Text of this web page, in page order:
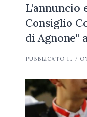
L'annuncio
Consiglio
di Agnone"
PUBBLICATO IL 7